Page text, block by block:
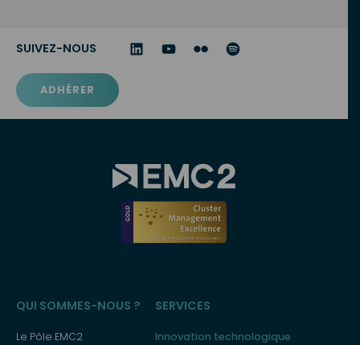
SUIVEZ-NOUS
ADHÉRER
principal
QUI SOMMES-NOUS ?
Le Pôle EMC2
SERVICES
Innovation technologique